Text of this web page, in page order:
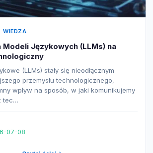
WIEDZA
Modeli Językowych (LLMs) na
(LLMs) stały się nieodłącznym
przemysłu technologicznego,
wpływ na sposób, w jaki komunikujemy
tec…
07-08